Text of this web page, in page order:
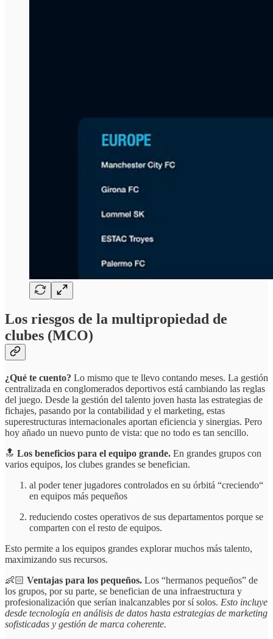
Los riesgos de la multipropiedad de
clubes (MCO)
¿Qué te cuento? Lo mismo que te llevo contando meses. La gestión
centralizada en conglomerados deportivos está cambiando las reglas
del juego. Desde la gestión del talento joven hasta las estrategias de
fichajes, pasando por la contabilidad y el marketing, estas
superestructuras internacionales aportan eficiencia y sinergias. Pero
hoy añado un nuevo punto de vista: que no todo es tan sencillo.
🔝 Los beneficios para el equipo grande. En grandes grupos con
varios equipos, los clubes grandes se benefician.
al poder tener jugadores controlados en su órbitá “creciendo“
en equipos más pequeños
reduciendo costes operativos de sus departamentos porque se
comparten con el resto de equipos.
Esto permite a los equipos grandes explorar muchos más talento,
maximizando sus recursos.
👶🏻 Ventajas para los pequeños. Los “hermanos pequeños” de
los grupos, por su parte, se benefician de una infraestructura y
profesionalización que serían inalcanzables por sí solos. Esto incluye
desde tecnología en análisis de datos hasta estrategias de marketing
sofisticadas y gestión de marca coherente.